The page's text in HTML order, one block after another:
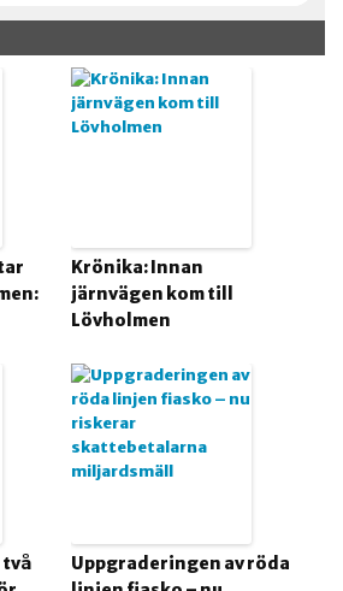
Krönika: Innan
järnvägen kom till
Lövholmen
två
Uppgraderingen av röda